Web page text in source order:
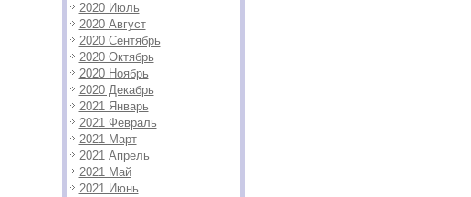
2020 Июль
2020 Август
2020 Сентябрь
2020 Октябрь
2020 Ноябрь
2020 Декабрь
2021 Январь
2021 Февраль
2021 Март
2021 Апрель
2021 Май
2021 Июнь